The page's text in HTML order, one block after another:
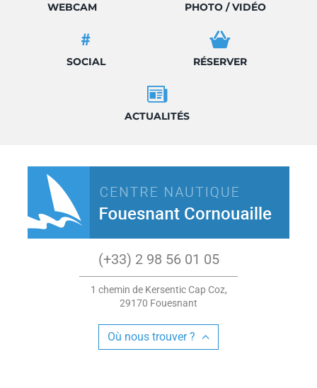
WEBCAM PHOTO / VIDÉO
SOCIAL RÉSERVER
ACTUALITÉS
1 chemin de Kersentic Cap Coz,
29170 Fouesnant
(+33) 2 98 56 01 05
Où nous trouver ?